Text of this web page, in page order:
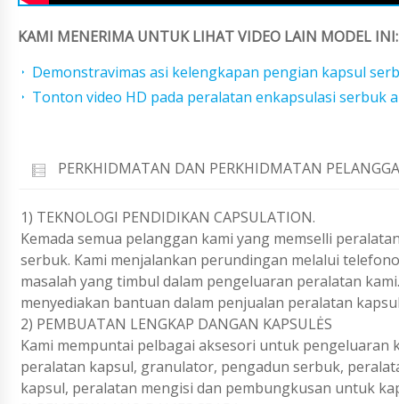
KAMI MENERIMA UNTUK LIHAT VIDEO LAIN MODEL INI:
Demonstravimas asi kelengkapan pengian kapsul
Tonton video HD pada peralatan enkapsulasi serbuk
PERKHIDMATAN DAN PERKHIDMATAN
1) TEKNOLOGI PENDIDIKAN CAPSULATION.
Kemada semua pelanggan kami yang memselli
serbuk. Kami menjalankan perundingan melalui
masalah yang timbul dalam pengeluaran peralatan
menyediakan bantuan dalam penjualan peralatan
2) PEMBUATAN LENGKAP DANGAN KAPSULĖS
Kami mempuntai pelbagai aksesori untuk pengeluaran
peralatan kapsul, granulator, pengadun serbuk,
kapsul, peralatan mengisi dan pembungkusan untuk